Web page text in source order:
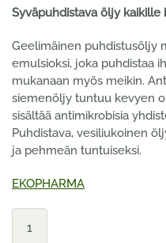
Syväpuhdistava öljy kaikille
Geelimäinen puhdistusöljy
emulsioksi, joka puhdistaa
mukanaan myös meikin.
siemenöljy tuntuu kevyen
sisältää antimikrobisia
Puhdistava, vesiliukoinen
ja pehmeän tuntuiseksi.
EKOPHARMA
Karpalo